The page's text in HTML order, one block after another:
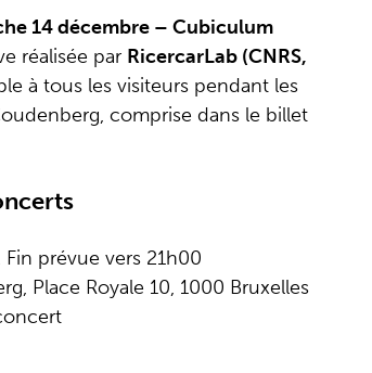
14 décembre – Cubiculum
réalisée par RicercarLab (CNRS,
à tous les visiteurs pendant les
comprise dans le billet
prévue vers 21h00
Place Royale 10, 1000 Bruxelles